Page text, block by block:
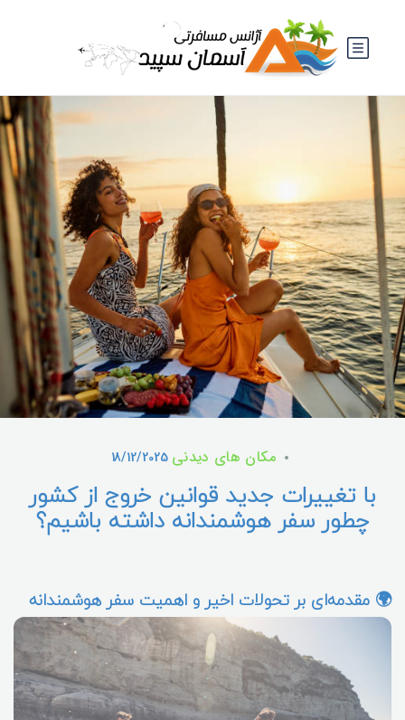
مکان های دیدنی
با تغییرات جدید قوانین خروج از کشور
چطور سفر هوشمندانه داشته باشیم؟
🌍 مقدمه‌ای بر تحولات اخیر و اهمیت سفر هوشمندانه